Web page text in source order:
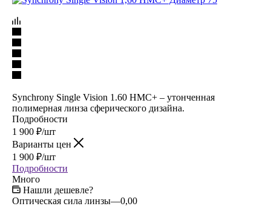
Synchrony Single Vision 1.60 HMC+ – утонченная
полимерная линза сферического дизайна.
Подробности
1 900 ₽/шт
Варианты цен
1 900 ₽/шт
Подробности
Много
Нашли дешевле?
Оптическая сила линзы—0,00